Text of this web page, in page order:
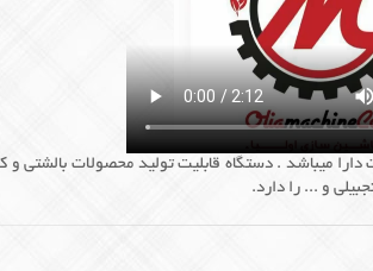
دارا میباشد . دستگاه قابلیت تولید محصولات بالشتی
و ... را دارد.